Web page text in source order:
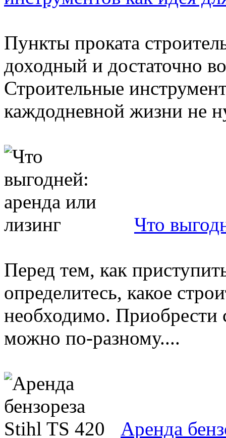
Пункты проката
доходный и достаточно
Строительные
каждодневной жизни не
Что
Перед тем, как
определитесь, какое
необходимо. Приобрести
можно по-разному....
Аренда